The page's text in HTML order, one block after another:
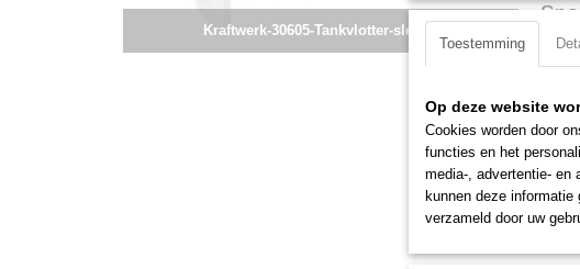
Kraftwerk-30605-Tankvlotter-sleutel
Toestemming
Op deze website
Cookies worden door
functies en het
media-, advertentie- en
kunnen deze
verzameld door uw